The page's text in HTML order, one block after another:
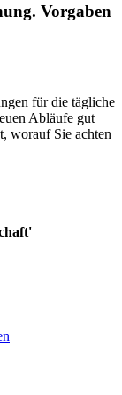
Vorgaben
für die tägliche
Abläufe gut
worauf Sie achten